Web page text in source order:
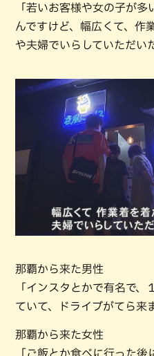
「若いお客様や女の子が
んですけど、幅広くて、作
や夫婦でいらしていただい
那覇から来た男性
「インスタとかで有名で、
ていて、ドライブがてら来
那覇から来た女性
「ご飯とか食べに行った